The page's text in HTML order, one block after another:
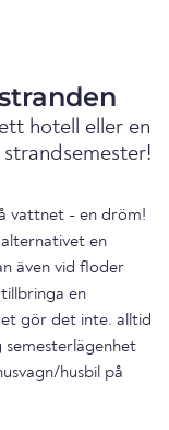
hotell eller en
vattnet - en dröm!
en
även vid floder
en
gör det inte. alltid
husbil på